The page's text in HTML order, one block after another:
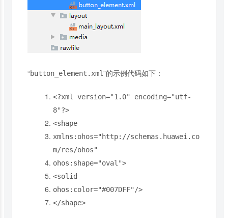
“button_element.xml”的示例代码如下：
<?xml version="1.0" encoding="utf-
8"?>
<shape
xmlns:ohos="http://schemas.huawei.co
m/res/ohos"
ohos:shape="oval">
<solid
ohos:color="#007DFF" />
</shape>